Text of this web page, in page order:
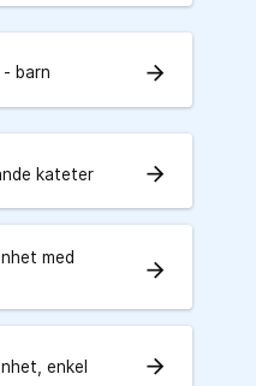
- barn arrow_forward
kateter arrow_forward
med
arrow_forward
enkel arrow_forward